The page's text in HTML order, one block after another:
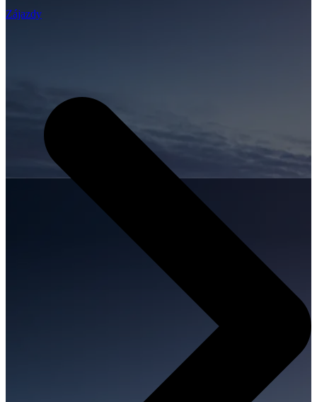
Zájazdy